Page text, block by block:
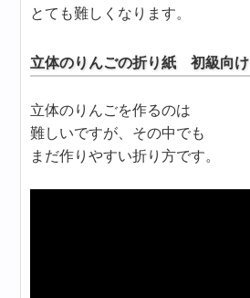
とても難しくなります。
立体のりんごの折り紙 初級向け
立体のりんごを作るのは
難しいですが、その中でも
まだ作りやすい折り方です。